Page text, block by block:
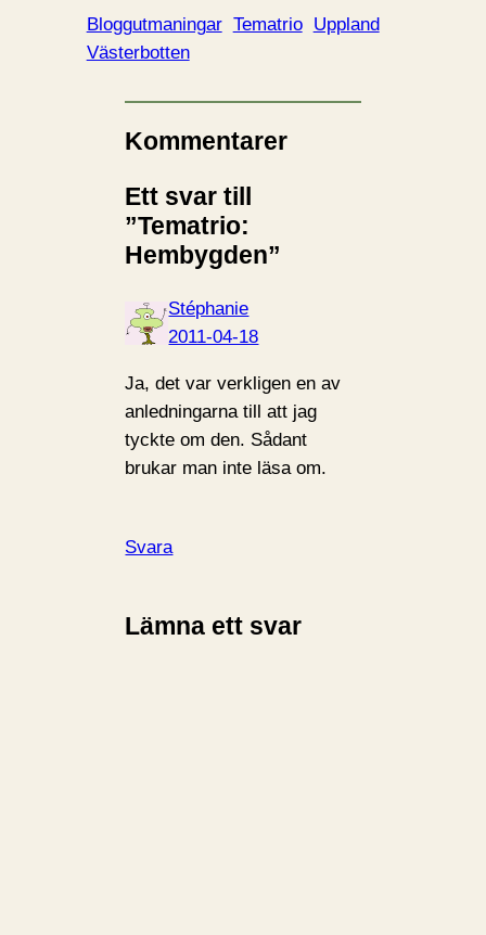
Bloggutmaningar Tematrio Uppland
Västerbotten
Kommentarer
Ett svar till
”Tematrio:
Hembygden”
Stéphanie
2011-04-18
Ja, det var verkligen en av
anledningarna till att jag
tyckte om den. Sådant
brukar man inte läsa om.
Svara
Lämna ett svar